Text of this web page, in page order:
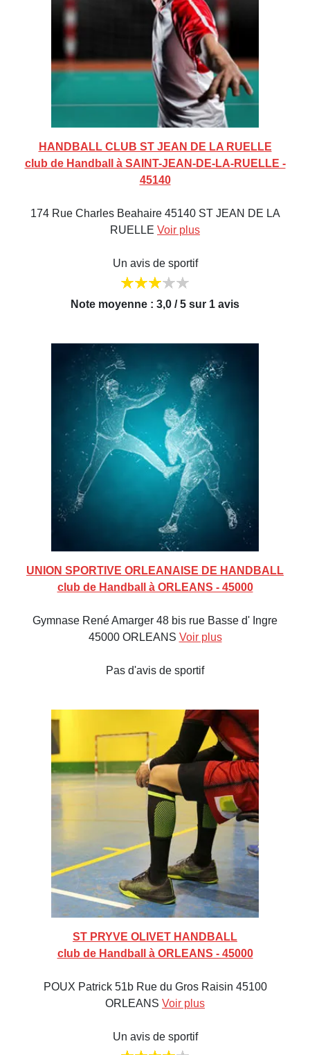
HANDBALL CLUB ST JEAN DE LA RUELLE
club de Handball à SAINT-JEAN-DE-LA-RUELLE -
45140
174 Rue Charles Beahaire 45140 ST JEAN DE LA
RUELLE Voir plus
Un avis de sportif
Note moyenne : 3,0 / 5 sur 1 avis
UNION SPORTIVE ORLEANAISE DE HANDBALL
club de Handball à ORLEANS - 45000
Gymnase René Amarger 48 bis rue Basse d' Ingre
45000 ORLEANS Voir plus
Pas d'avis de sportif
ST PRYVE OLIVET HANDBALL
club de Handball à ORLEANS - 45000
POUX Patrick 51b Rue du Gros Raisin 45100
ORLEANS Voir plus
Un avis de sportif